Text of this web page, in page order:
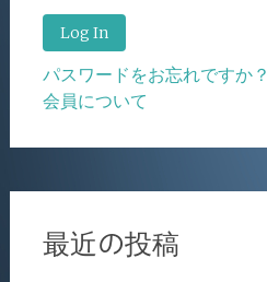
パスワードをお忘れですか？
会員について
最近の投稿